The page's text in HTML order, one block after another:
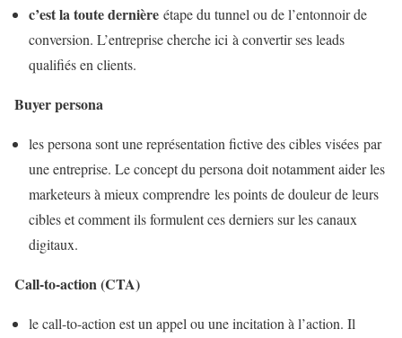
c’est la toute dernière étape du tunnel ou de l’entonnoir de
conversion. L’entreprise cherche ici à convertir ses leads
qualifiés en clients.
Buyer persona
les persona sont une représentation fictive des cibles visées par
une entreprise. Le concept du persona doit notamment aider les
marketeurs à mieux comprendre les points de douleur de leurs
cibles et comment ils formulent ces derniers sur les canaux
digitaux.
Call-to-action (CTA)
le call-to-action est un appel ou une incitation à l’action. Il